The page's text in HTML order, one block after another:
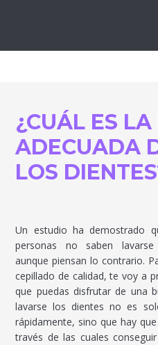
¿CUÁL ES
ADECUADA
LOS
Un estudio ha demostrado
personas no saben
aunque piensan lo contrario.
cepillado de calidad, te voy a
que puedas disfrutar de una
lavarse los dientes no es
rápidamente, sino que hay
través de las cuales